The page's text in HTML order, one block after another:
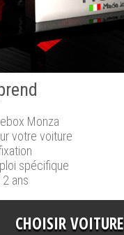
Monza
votre voiture
spécifique
ans
CHOISIR VOITURE